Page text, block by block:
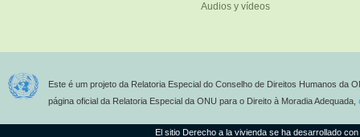
Audios y vídeos
Este é um projeto da Relatoria Especial do Conselho de Direitos Humanos da
página oficial da Relatoria Especial da ONU para o Direito à Moradia Adequada,
El sitio Derecho a la vivienda se ha desarrollado